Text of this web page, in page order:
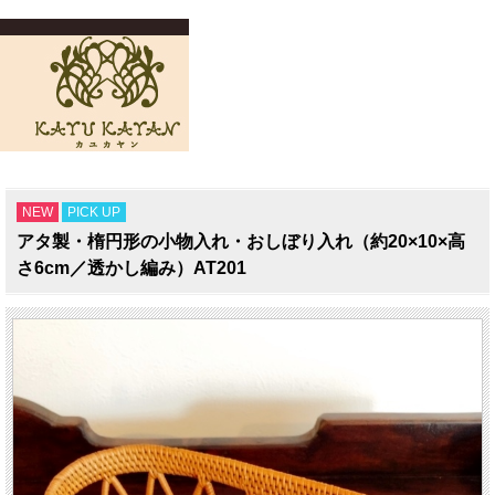
NEW PICK UP
アタ製・楕円形の小物入れ・おしぼり入れ（約20×10×高
さ6cm／透かし編み）AT201